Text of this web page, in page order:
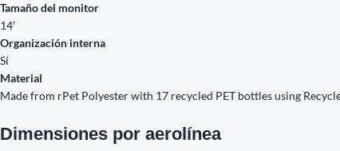
Tamaño del monitor
14′
Organización interna
Sí
Material
Made from rPet Polyester with 17 recycled PET bottles using
Dimensiones por aerolínea